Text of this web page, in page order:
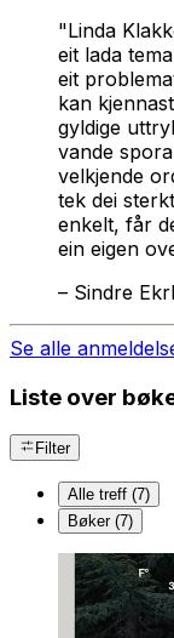
"Linda
eit lada
eit
kan
gyldige
vande
velkjende
tek dei
enkelt, får
ein eigen
– Sindre
Se alle
Liste over
Filter
Alle treff (7)
Bøker (7)